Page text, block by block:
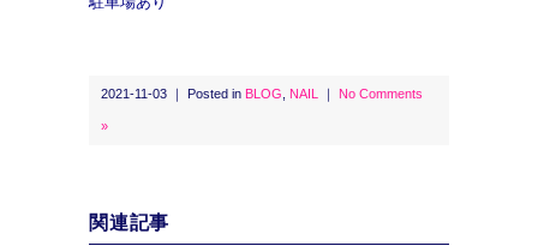
2021-11-03 ｜ Posted in BLOG NAIL ｜ No Comments
»
関連記事